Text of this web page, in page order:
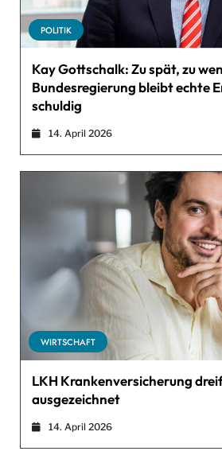
POLITIK
Kay Gottschalk: Zu spät, zu
Bundesregierung bleibt echte
schuldig
14. April 2026
WIRTSCHAFT
LKH Krankenversicherung
ausgezeichnet
14. April 2026